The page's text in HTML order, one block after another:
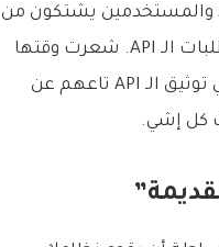
والمستخدمين يشتكون من
البطء، والمورّد بدأ يبعثلنا تحذيرات بسبب استهلاكنا المفرط لحصتنا من طلبات الـ API. شعرت وقتها
كأنني أحاول ملء خزان ماء مثقوب باستخدام ملعقة صغيرة. إلى أن قرأت في توثيق الـ API تاعهم عن